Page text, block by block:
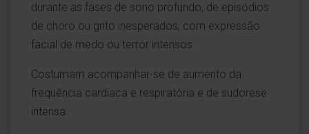
durante as fases de sono profundo, de episódios
de choro ou grito inesperados, com expressão
facial de medo ou terror intensos.
Costumam acompanhar-se de aumento da
frequência cardíaca e respiratória e de sudorese
intensa.